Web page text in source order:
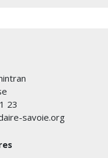
23
savoie.org